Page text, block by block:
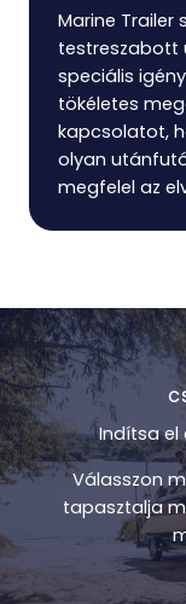
Marine Trailer
testreszabott
speciális
tökéletes
kapcsolatot,
olyan
megfelel az
Indítsa el
Válasszon
tapasztalja